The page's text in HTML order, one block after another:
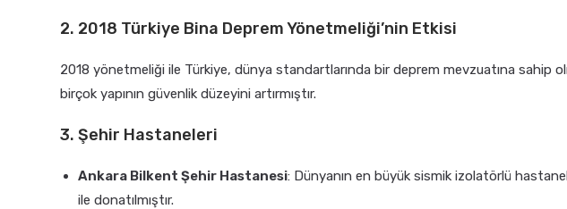
2. 2018 Türkiye Bina Deprem Yönetmeliği’nin Etkisi
2018 yönetmeliği ile Türkiye, dünya standartlarında bir deprem mevzuatına sahip
birçok yapının güvenlik düzeyini artırmıştır.
3. Şehir Hastaneleri
Ankara Bilkent Şehir Hastanesi: Dünyanın en büyük sismik izolatörlü
ile donatılmıştır.